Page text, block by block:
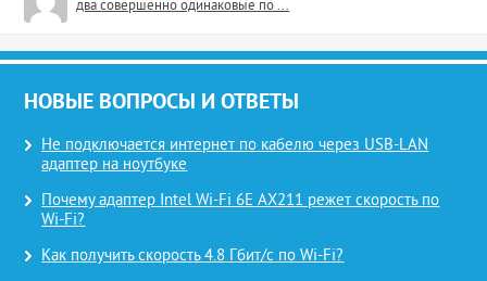
два совершенно одинаковые по ...
НОВЫЕ ВОПРОСЫ И ОТВЕТЫ
Не подключается интернет по кабелю через USB-LAN
адаптер на ноутбуке
Почему адаптер Intel Wi-Fi 6E AX211 режет скорость по
Wi-Fi?
Как получить скорость 4.8 Гбит/с по Wi-Fi?